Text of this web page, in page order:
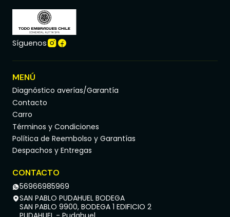
Síguenos
MENÚ
Diagnóstico averías/Garantía
Contacto
Carro
Términos y Condiciones
Política de Reembolso y Garantías
Despachos y Entregas
CONTACTO
56966985969
SAN PABLO PUDAHUEL BODEGA
SAN PABLO 9900, BODEGA 1 EDIFICIO 2